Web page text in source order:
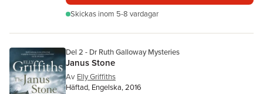
Skickas inom 5-8 vardagar
Del 2 - Dr Ruth Galloway Mysteries
Janus Stone
Av Elly Griffiths
Häftad, Engelska, 2016